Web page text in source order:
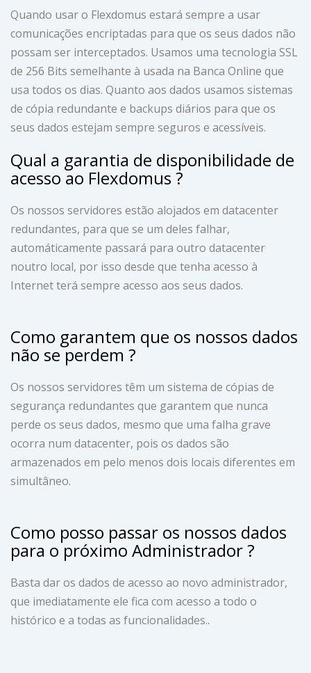
Quando usar o Flexdomus estará sempre a usar
comunicações encriptadas para que os seus dados não
possam ser interceptados. Usamos uma tecnologia SSL
de 256 Bits semelhante à usada na Banca Online que
usa todos os dias. Quanto aos dados usamos sistemas
de cópia redundante e backups diários para que os
seus dados estejam sempre seguros e acessíveis.
Qual a garantia de disponibilidade de
acesso ao Flexdomus ?
Os nossos servidores estão alojados em datacenter
redundantes, para que se um deles falhar,
automáticamente passará para outro datacenter
noutro local, por isso desde que tenha acesso à
Internet terá sempre acesso aos seus dados.
Como garantem que os nossos dados
não se perdem ?
Os nossos servidores têm um sistema de cópias de
segurança redundantes que garantem que nunca
perde os seus dados, mesmo que uma falha grave
ocorra num datacenter, pois os dados são
armazenados em pelo menos dois locais diferentes em
simultâneo.
Como posso passar os nossos dados
para o próximo Administrador ?
Basta dar os dados de acesso ao novo administrador,
que imediatamente ele fica com acesso a todo o
histórico e a todas as funcionalidades..